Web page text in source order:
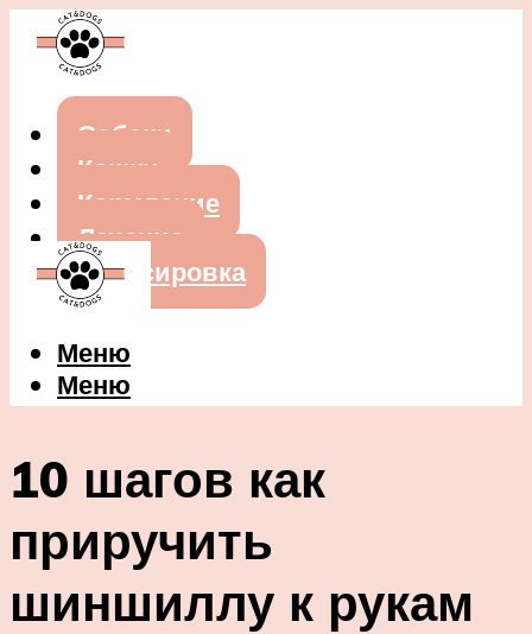
Собаки
Кошки
Кормление
Лечение
Дрессировка
Меню
Меню
10 шагов как
приручить
шиншиллу к рукам